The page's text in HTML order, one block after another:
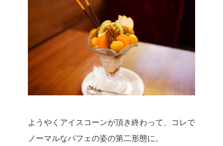
ようやくアイスコーンが頂き終わって、コレで
ノーマルなパフェの姿の第二形態に。